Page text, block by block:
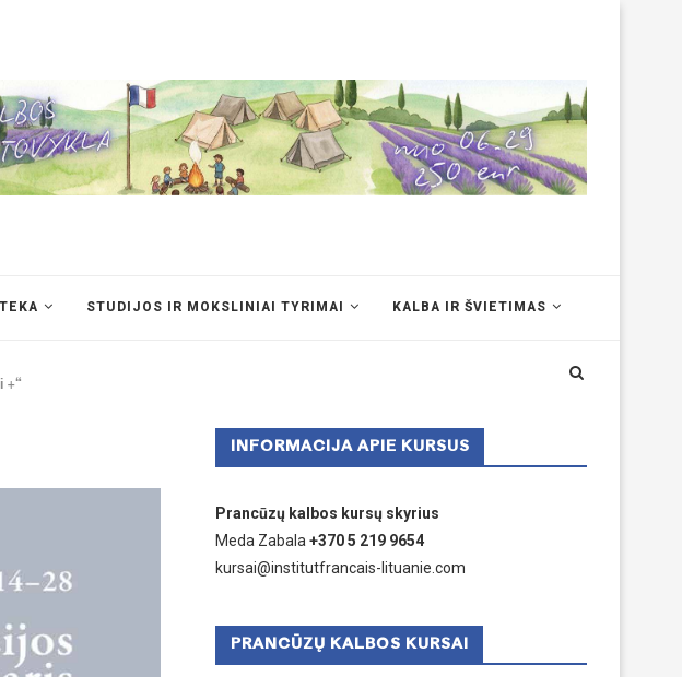
STUDIJOS IR MOKSLINIAI TYRIMAI KALBA IR ŠVIETIMAS
+“
INFORMACIJA APIE KURSUS
Prancūzų kalbos kursų skyrius
Meda Zabala +370 5 219 9654
kursai@institutfrancais-lituanie.com
PRANCŪZŲ KALBOS KURSAI